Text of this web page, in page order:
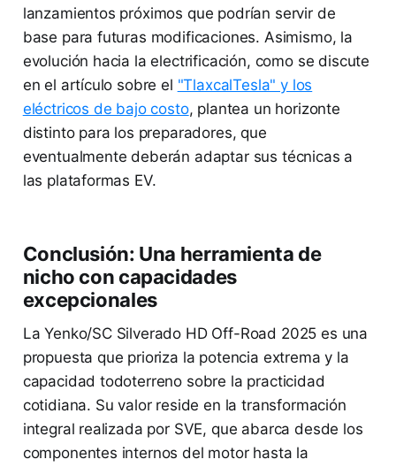
lanzamientos próximos que podrían servir de
base para futuras modificaciones. Asimismo, la
evolución hacia la electrificación, como se discute
en el artículo sobre el "TlaxcalTesla" y los
eléctricos de bajo costo, plantea un horizonte
distinto para los preparadores, que
eventualmente deberán adaptar sus técnicas a
las plataformas EV.
Conclusión: Una herramienta de
nicho con capacidades
excepcionales
La Yenko/SC Silverado HD Off-Road 2025 es una
propuesta que prioriza la potencia extrema y la
capacidad todoterreno sobre la practicidad
cotidiana. Su valor reside en la transformación
integral realizada por SVE, que abarca desde los
componentes internos del motor hasta la